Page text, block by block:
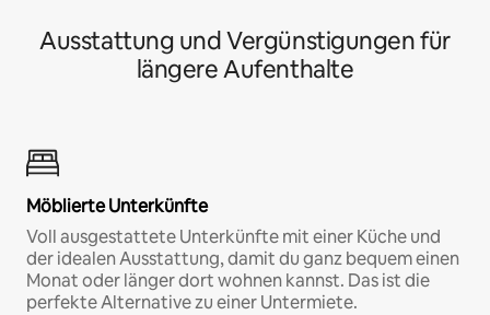
Ausstattung und Vergünstigungen für
längere Aufenthalte
Möblierte Unterkünfte
Voll ausgestattete Unterkünfte mit einer Küche und
der idealen Ausstattung, damit du ganz bequem einen
Monat oder länger dort wohnen kannst. Das ist die
perfekte Alternative zu einer Untermiete.